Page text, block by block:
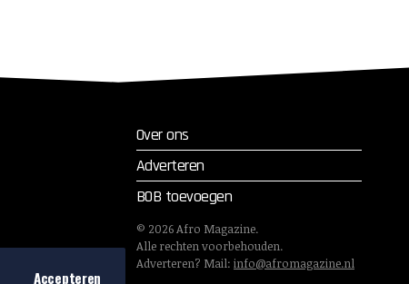
Accepteren
Over ons
Adverteren
BOB toevoegen
© 2026Afro Magazine.
Alle rechten voorbehouden.
Adverteren? Mail: info@afromagazine.nl